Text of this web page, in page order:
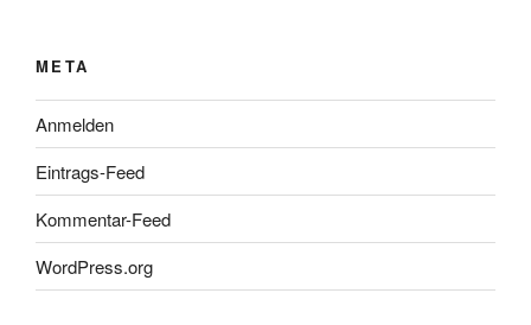
META
Anmelden
Eintrags-Feed
Kommentar-Feed
WordPress.org